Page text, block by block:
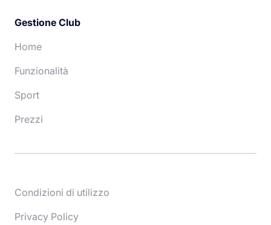
Gestione Club
Home
Funzionalità
Sport
Prezzi
Condizioni di utilizzo
Privacy Policy